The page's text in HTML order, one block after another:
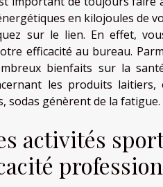
en kilojoules de
sur le lien. En effet,
efficacité au bureau.
bienfaits sur la
les produits
sodas génèrent de la
activités